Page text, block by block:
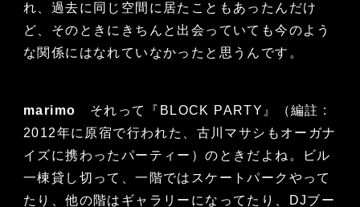
れ、過去に同じ空間に居たこともあったんだけ
ど、そのときにきちんと出会っていても今のよう
な関係にはなれていなかったと思うんです。
marimo それって『BLOCK PARTY』（編註 :
2012年に原宿で行われた、古川マサシもオーガナ
イズに携わったパーティー）のときだよね。ビル
一棟貸し切って、一階ではスケートパークやって
たり、他の階はギャラリーになってたり、DJブー